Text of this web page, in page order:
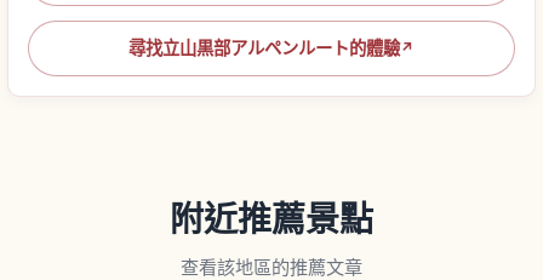
尋找立山黒部アルペンルート的體驗↗
附近推薦景點
查看該地區的推薦文章